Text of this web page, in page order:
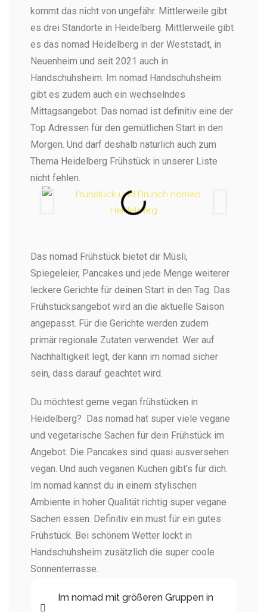
kommt das nicht von ungefähr. Mittlerweile gibt
es drei Standorte in Heidelberg. Mittlerweile gibt
es das nomad Heidelberg in der Weststadt, in
Neuenheim und seit 2021 auch in
Handschuhsheim. Im nomad Handschuhsheim
gibt es zudem auch ein wechselndes
Mittagsangebot. Das nomad ist definitiv eine der
Top Adressen für den gemütlichen Start in den
Morgen. Und darf deshalb natürlich auch zum
Thema Heidelberg Frühstück in unserer Liste
nicht fehlen.
Das nomad Frühstück bietet dir Müsli,
Spiegeleier, Pancakes und jede Menge weiterer
leckere Gerichte für deinen Start in den Tag. Das
Frühstücksangebot wird an die aktuelle Saison
angepasst. Für die Gerichte werden zudem
primär regionale Zutaten verwendet. Wer auf
Nachhaltigkeit legt, der kann im nomad sicher
sein, dass darauf geachtet wird.
Du möchtest gerne vegan frühstücken in
Heidelberg? Das nomad hat super viele vegane
und vegetarische Sachen für dein Frühstück im
Angebot. Die Pancakes sind quasi ausversehen
vegan. Und auch veganen Kuchen gibt’s für dich.
Im nomad kannst du in einem stylischen
Ambiente in hoher Qualität richtig super vegane
Sachen essen. Definitiv ein must für ein gutes
Frühstück. Bei schönem Wetter lockt in
Handschuhsheim zusätzlich die super coole
Sonnenterrasse.
Im nomad mit größeren Gruppen in